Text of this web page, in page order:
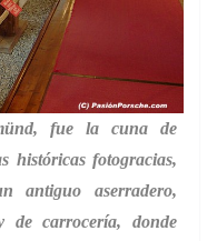
fue la cuna de
históricas fotogracias,
antiguo aserradero,
de carrocería, donde